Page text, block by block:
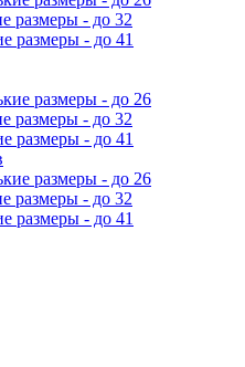
размеры - до 32
размеры - до 41
размеры - до 26
размеры - до 32
размеры - до 41
размеры - до 26
размеры - до 32
размеры - до 41